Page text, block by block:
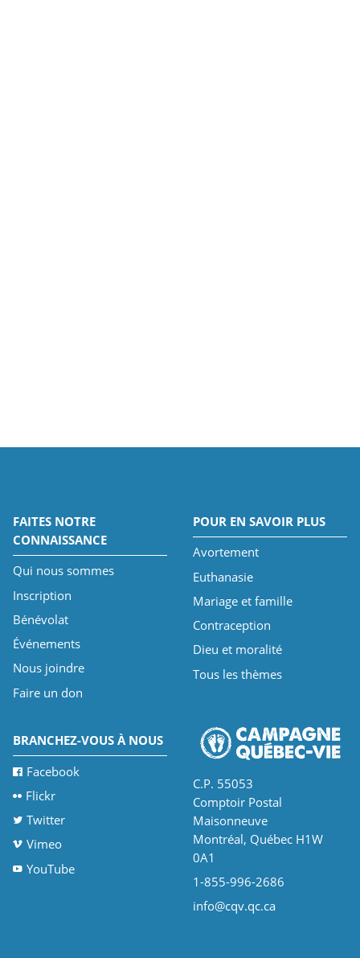
FAITES NOTRE
CONNAISSANCE
Qui nous sommes
Inscription
Bénévolat
Événements
Nous joindre
Faire un don
POUR EN SAVOIR PLUS
Avortement
Euthanasie
Mariage et famille
Contraception
Dieu et moralité
Tous les thèmes
BRANCHEZ-VOUS À NOUS
Facebook
Flickr
Twitter
Vimeo
YouTube
C.P. 55053
Comptoir Postal
Maisonneuve
Montréal, Québec H1W
0A1
1-855-996-2686
info@cqv.qc.ca